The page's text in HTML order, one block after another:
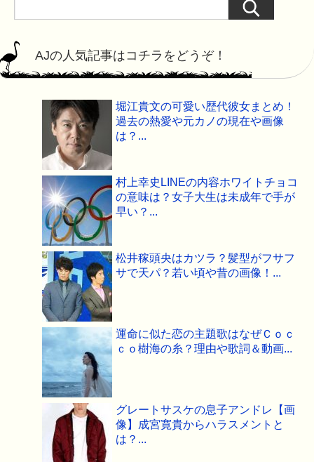
AJの人気記事はコチラをどうぞ！
堀江貴文の可愛い歴代彼女まとめ！
過去の熱愛や元カノの現在や画像
は？...
村上幸史LINEの内容ホワイトチョコ
の意味は？女子大生は未成年で手が
早い？...
松井稼頭央はカツラ？髪型がフサフ
サで天パ？若い頃や昔の画像！...
運命に似た恋の主題歌はなぜＣｏｃ
ｃｏ樹海の糸？理由や歌詞＆動画...
グレートサスケの息子アンドレ【画
像】成宮寛貴からハラスメントと
は？...